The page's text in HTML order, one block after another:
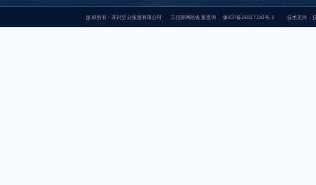
版权所有：开封空分集团有限公司 工信部网站备案查询豫ICP备15017192号-1 技术支持：